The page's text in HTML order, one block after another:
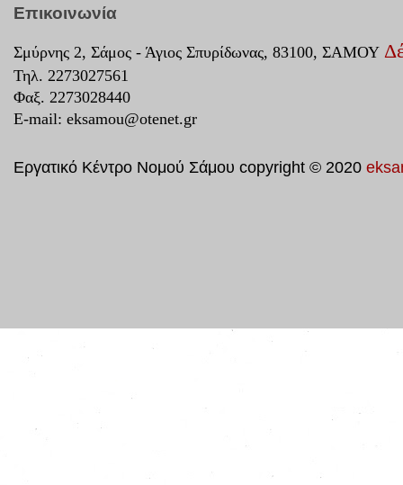
Επικοινωνία
Σμύρνης 2, Σάμος - Άγιος Σπυρίδωνας, 83100, ΣΑΜΟΥ
Τηλ. 2273027561
Φαξ. 2273028440
E-mail: eksamou@otenet.gr
Εργατικό Κέντρο Νομού Σάμου copyright © 2020